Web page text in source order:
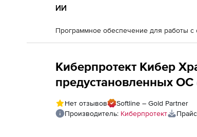
ИИ
Киберпротект Кибер
предустановленных
ФСТЭК), лицензия на 10
Нет отзывов
Softline – Gold Partner
Производитель: Киберпротект